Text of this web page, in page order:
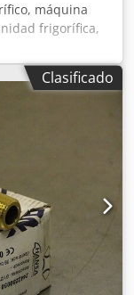
máquina
frigorífica,
de
de refrigeración.
unidad frigorífica
3,48 kW / 1450
máxima de
por unidad -
Peso: 304
Clasificado